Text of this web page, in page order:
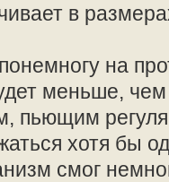
в
на
меньше,
пьющим
хотя бы
смог